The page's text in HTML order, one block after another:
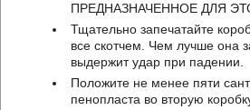
ПРЕДНАЗНАЧЕННОЕ ДЛЯ
Тщательно запечатайте
все скотчем. Чем лучше она
выдержит удар при падении.
Положите не менее пяти
пенопласта во вторую